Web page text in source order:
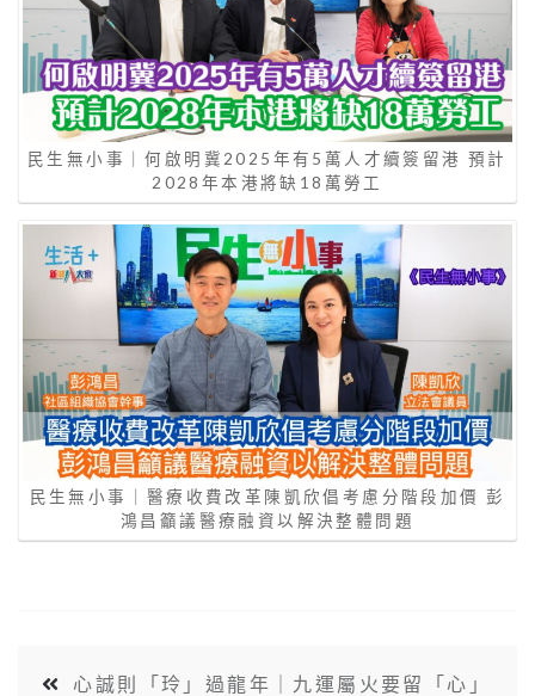
民生無小事｜何啟明冀2025年有5萬人才續簽留港 預計
2028年本港將缺18萬勞工
民生無小事｜醫療收費改革陳凱欣倡考慮分階段加價 彭
鴻昌籲議醫療融資以解決整體問題
心誠則「玲」過龍年｜九運屬火要留「⼼」